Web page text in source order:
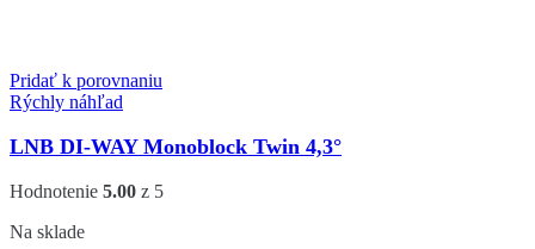
Pridať k porovnaniu
Rýchly náhľad
LNB DI-WAY Monoblock Twin 4,3°
Hodnotenie 5.00 z 5
Na sklade